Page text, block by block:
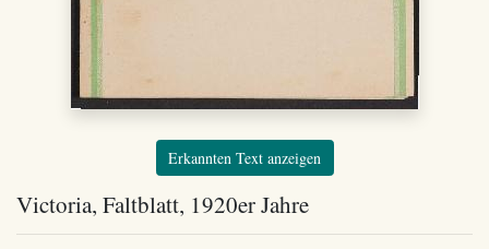
Erkannten Text anzeigen
Victoria, Faltblatt, 1920er Jahre